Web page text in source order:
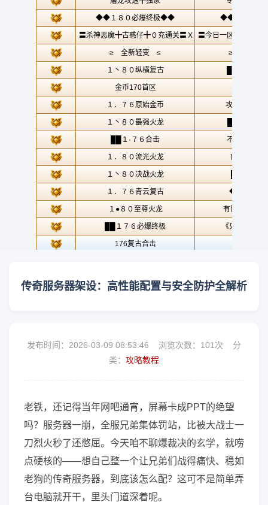
传奇服务器架设：高性能配置与安全防护全解析
发布时间：2026-03-09 08:53:46 浏览次数： 101次 分
类： 攻略教程
老铁，还记得当年网吧通宵，屏幕卡成PPT的绝望
吗？服务器一崩，全服兄弟集体罚站，比被大战士一
刀烈火秒了还憋屈。今天咱不聊爆裁决的玄学，就唠
点硬核的——想自己整一个让兄弟们战得痛快、稳如
老狗的传奇服务器，到底该怎么配？这可不是简单弄
台电脑就开干，里头门道深着呢。